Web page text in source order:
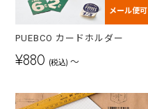
メール便可
PUEBCO カードホルダー
¥880 (税込) ～